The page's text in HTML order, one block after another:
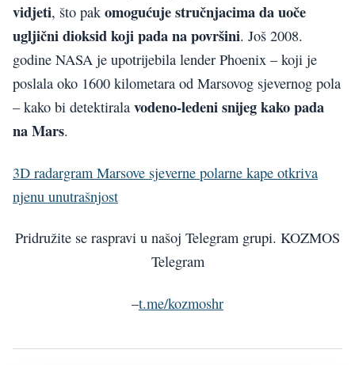
vidjeti, što pak omogućuje stručnjacima da uoče
ugljični dioksid koji pada na površini. Još 2008.
godine NASA je upotrijebila lender Phoenix – koji je
poslala oko 1600 kilometara od Marsovog sjevernog pola
– kako bi detektirala vodeno-ledeni snijeg kako pada
na Mars.
3D radargram Marsove sjeverne polarne kape otkriva
njenu unutrašnjost
Pridružite se raspravi u našoj Telegram grupi. KOZMOS
Telegram
–t.me/kozmoshr